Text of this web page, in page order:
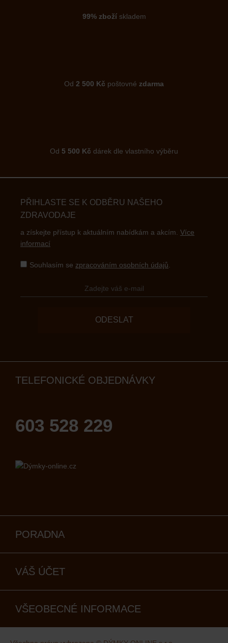
99% zbožískladem
Od 2 500 Kč poštovné zdarma
Od 5 500 Kč dárek dle vlastního výběru
PŘIHLASTE SE K ODBĚRU NAŠEHO
ZDRAVODAJE
a získejte přístup k aktuálním nabídkám a akcím. Více
informací
Souhlasím se zpracováním osobních údajů
ODESLAT
TELEFONICKÉ OBJEDNÁVKY
603 528 229
PORADNA
VÁŠ ÚČET
VŠEOBECNÉ INFORMACE